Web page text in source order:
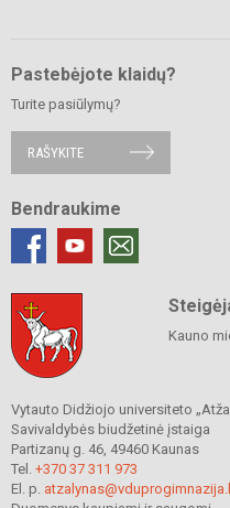
Pastebėjote klaidų?
Turite pasiūlymų?
RAŠYKITE
Bendraukime
Kauno
Vytauto Didžiojo universiteto
Savivaldybės biudžetinė įstaiga
Partizanų g. 46, 49460 Kaunas
Tel. +370 37 311 973
El. p.